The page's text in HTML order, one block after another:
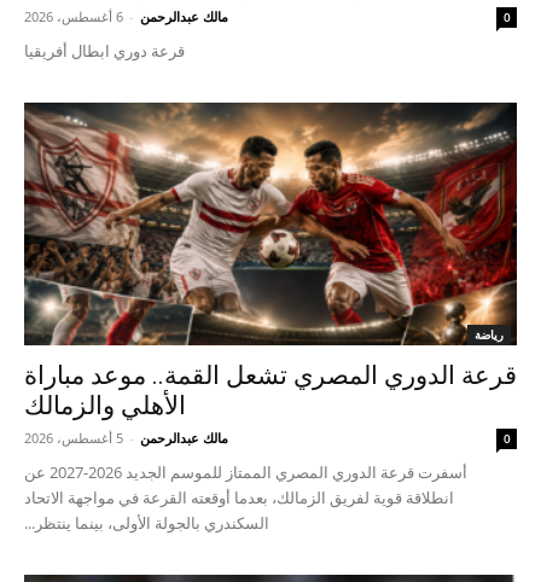
مالك عبدالرحمن - 6 أغسطس، 2026 0
قرعة دوري ابطال أفريقيا
رياضة
قرعة الدوري المصري تشعل القمة.. موعد مباراة
الأهلي والزمالك
مالك عبدالرحمن - 5 أغسطس، 2026 0
أسفرت قرعة الدوري المصري الممتاز للموسم الجديد 2026-2027 عن
انطلاقة قوية لفريق الزمالك، بعدما أوقعته القرعة في مواجهة الاتحاد
السكندري بالجولة الأولى، بينما ينتظر...